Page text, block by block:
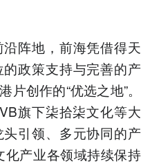
阵地，前海凭借得天
政策支持与完善的产
创作的“优选之地”。
旗下柒拾柒文化等大
引领、多元协同的产
产业各领域持续保持